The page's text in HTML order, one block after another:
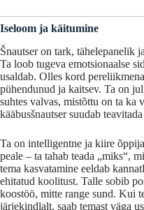
Iseloom ja käitumine
Šnautseron tark, tähelepanelik ja
Ta loob tugeva emotsionaalse
usaldab. Olles kord pereliikmena
pühendunud ja kaitsev. Ta on
suhtes valvas, mistõttu on ta ka
kääbusšnautsersuudab teavitada
Ta on intelligentne ja kiire
peale – ta tahab teada „miks“,
tema kasvatamine eeldab
ehitatud koolitust. Talle sobib
koostöö, mitte range sund. Kui
järjekindlalt, saab temast väga